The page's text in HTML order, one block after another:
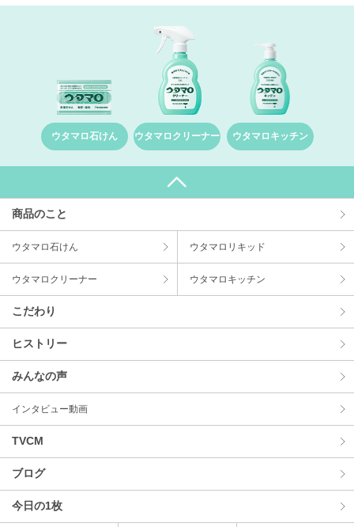
ウタマロ石けん ウタマロクリーナー ウタマロキッチン
商品のこと
ウタマロ⽯けん ウタマロリキッド
ウタマロクリーナー ウタマロキッチン
こだわり
ヒストリー
みんなの声
インタビュー動画
TVCM
ブログ
今⽇の1枚